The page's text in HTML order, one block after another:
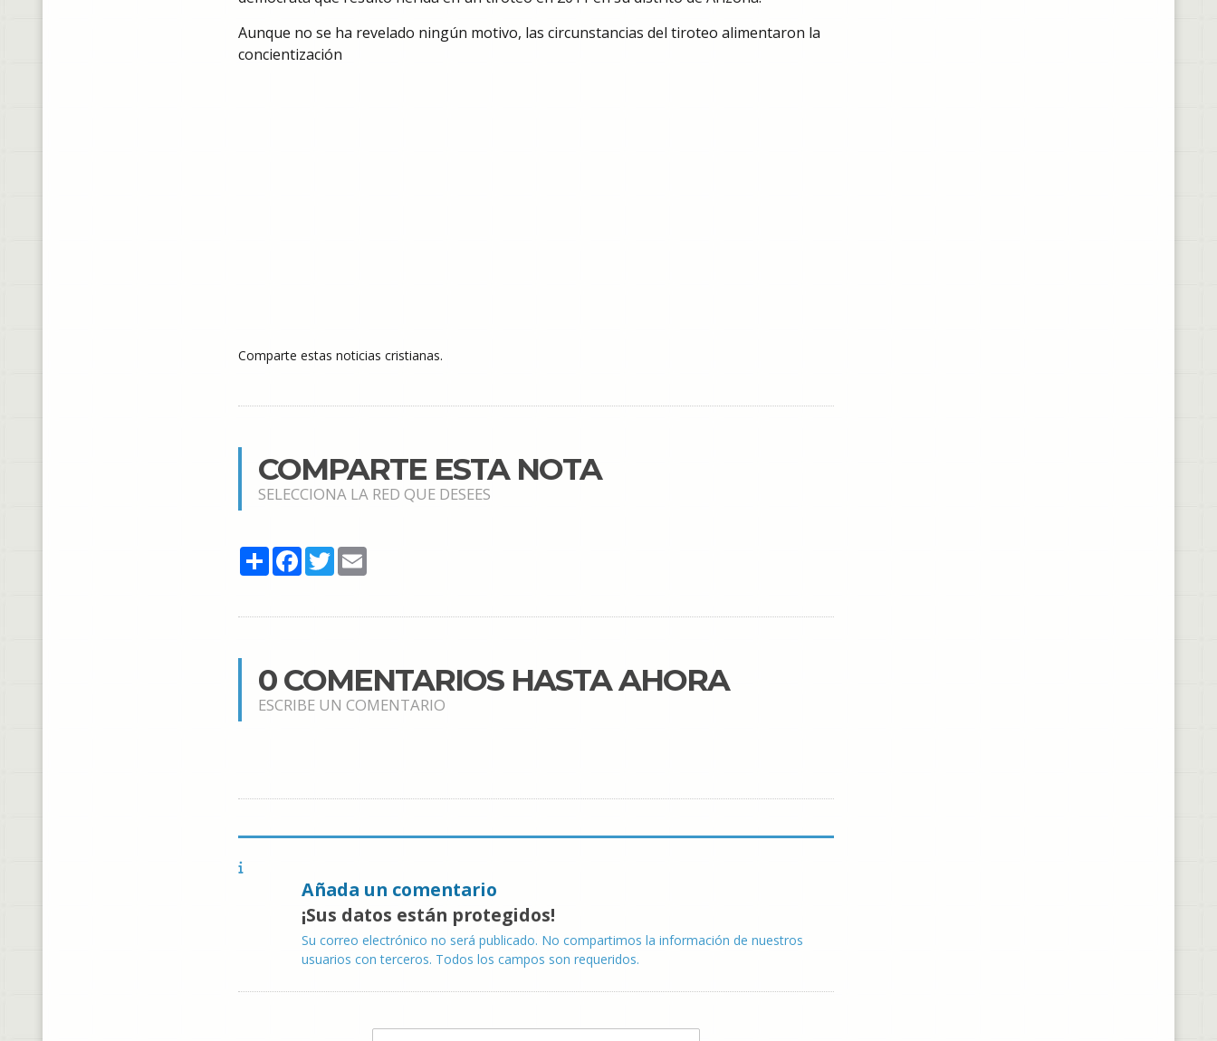
Aunque no se ha revelado ningún motivo, las circunstancias del tiroteo alimentaron la
concientización
Comparte estas noticias cristianas.
COMPARTE ESTA NOTA
SELECCIONA LA RED QUE DESEES
ShareFacebook
TwitterEmail
0 COMENTARIOS HASTA AHORA
ESCRIBE UN COMENTARIO
Añada un comentario
¡Sus datos están protegidos!
Su correo electrónico no será publicado. No compartimos la información de nuestros
usuarios con terceros. Todos los campos son requeridos.